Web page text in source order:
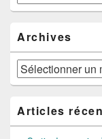
Archives
Archives
Articles